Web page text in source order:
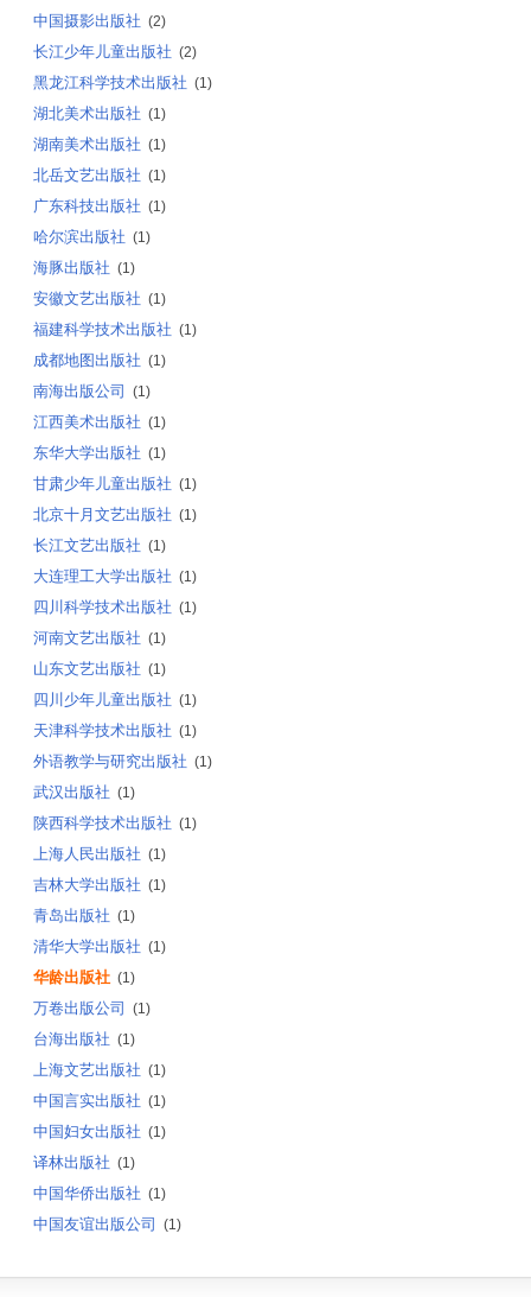
中国摄影出版社 (2)
长江少年儿童出版社 (2)
黑龙江科学技术出版社 (1)
湖北美术出版社 (1)
湖南美术出版社 (1)
北岳文艺出版社 (1)
广东科技出版社 (1)
哈尔滨出版社 (1)
海豚出版社 (1)
安徽文艺出版社 (1)
福建科学技术出版社 (1)
成都地图出版社 (1)
南海出版公司 (1)
江西美术出版社 (1)
东华大学出版社 (1)
甘肃少年儿童出版社 (1)
北京十月文艺出版社 (1)
长江文艺出版社 (1)
大连理工大学出版社 (1)
四川科学技术出版社 (1)
河南文艺出版社 (1)
山东文艺出版社 (1)
四川少年儿童出版社 (1)
天津科学技术出版社 (1)
外语教学与研究出版社 (1)
武汉出版社 (1)
陕西科学技术出版社 (1)
上海人民出版社 (1)
吉林大学出版社 (1)
青岛出版社 (1)
清华大学出版社 (1)
华龄出版社 (1)
万卷出版公司 (1)
台海出版社 (1)
上海文艺出版社 (1)
中国言实出版社 (1)
中国妇女出版社 (1)
译林出版社 (1)
中国华侨出版社 (1)
中国友谊出版公司 (1)